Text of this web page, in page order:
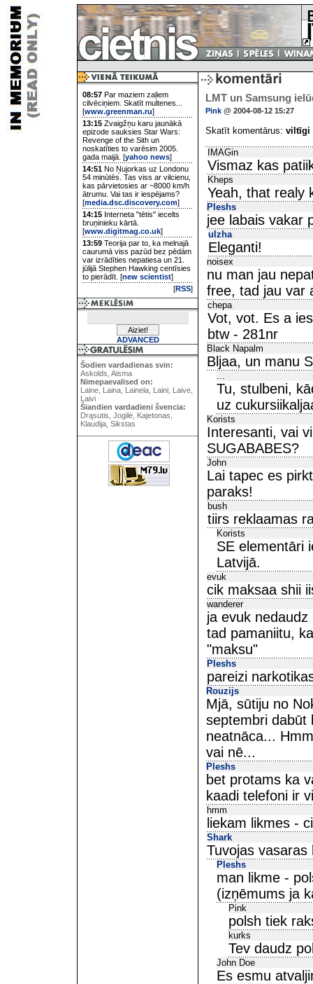
08:57 Par maziem zaļiem
cilvēciņiem. Skatīt multenes...
[www.greenman.ru]
13:15 Zvaigžņu karu jaunākā
epizode sauksies Star Wars:
Revenge of the Sith un
noskatīties to varēsim 2005.
gada maijā. [yahoo news]
14:51 No Ņujorkas uz Londonu
54 minūtēs. Tas viss ar vilcienu,
kas pārvietosies ar ~8000 km/h
ātrumu. Vai tas ir iespējams?
[media.dsc.discovery.com]
14:15 Interneta "tētis" iecelts
bruņinieku kārtā.
[www.digitmag.co.uk]
13:59 Teorija par to, ka melnajā
caurumā viss pazūd bez pēdām
var izrādīties nepatiesa un 21.
jūlijā Stephen Hawking centīsies
to pierādīt. [new scientist]
[RSS]
ADVANCED
Šodien vardadienas svin:
Askolds, Aisma
Nimepaevalised on:
Laine, Laina, Lainela, Laini, Laive,
Laivi
Šiandien vardadieni švencia:
Drąsutis, Jogilė, Kajetonas,
Klaudija, Sikstas
LMT un Samsung
Pink @ 2004-08-12 15:27
Skatīt komentārus: viltīgi
IMAGin
Vismaz kas
Kheps
Yeah, that realy
Pleshs
jee labais vakar
ulzha
Eleganti!
noisex
nu man jau
free, tad jau var
chepa
Vot, vot. Es a
btw - 281nr
Black Napalm
Bljaa, un manu
...
Tu, stulbeni,
uz
Korists
Interesanti, vai
SUGABABES?
John
Lai tapec es
paraks!
bush
tiirs reklaamas
Korists
SE elementāri
Latvijā.
evuk
cik maksaa shii
wanderer
ja evuk
tad pamaniitu,
"maksu"
Pleshs
pareizi
Rouzijs
Mjā, sūtiju no
septembri dabūt
neatnāca...
vai nē...
Pleshs
bet protams ka
kaadi telefoni ir
hmm
liekam likmes -
Shark
Tuvojas
Pleshs
man likme -
(izņēmums ja
Pink
polsh tiek
kurks
Tev daudz
John Doe
Es esmu